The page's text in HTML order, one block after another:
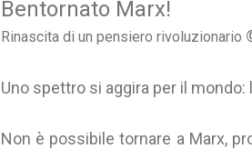
Bentornato Marx!
Rinascita di un pensiero rivoluzionario
Uno spettro si aggira per il mondo:
Non è possibile tornare a Marx,